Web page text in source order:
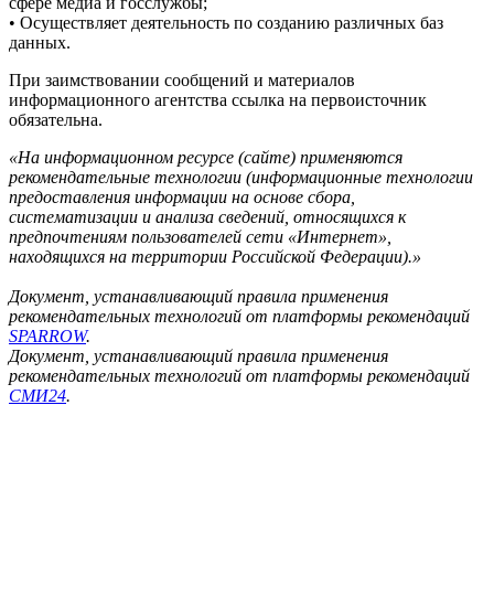
• Осуществляет деятельность по созданию различных баз
данных.
При заимствовании сообщений и материалов
информационного агентства ссылка на первоисточник
обязательна.
«На информационном ресурсе (сайте) применяются
рекомендательные технологии (информационные технологии
предоставления информации на основе сбора,
систематизации и анализа сведений, относящихся к
предпочтениям пользователей сети «Интернет»,
находящихся на территории Российской Федерации).»
Документ, устанавливающий правила применения
рекомендательных технологий от платформы рекомендаций
SPARROW.
Документ, устанавливающий правила применения
рекомендательных технологий от платформы рекомендаций
СМИ24.